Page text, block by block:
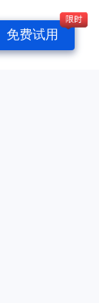
免费试用